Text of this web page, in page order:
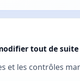
tout de suite
et les contrôles